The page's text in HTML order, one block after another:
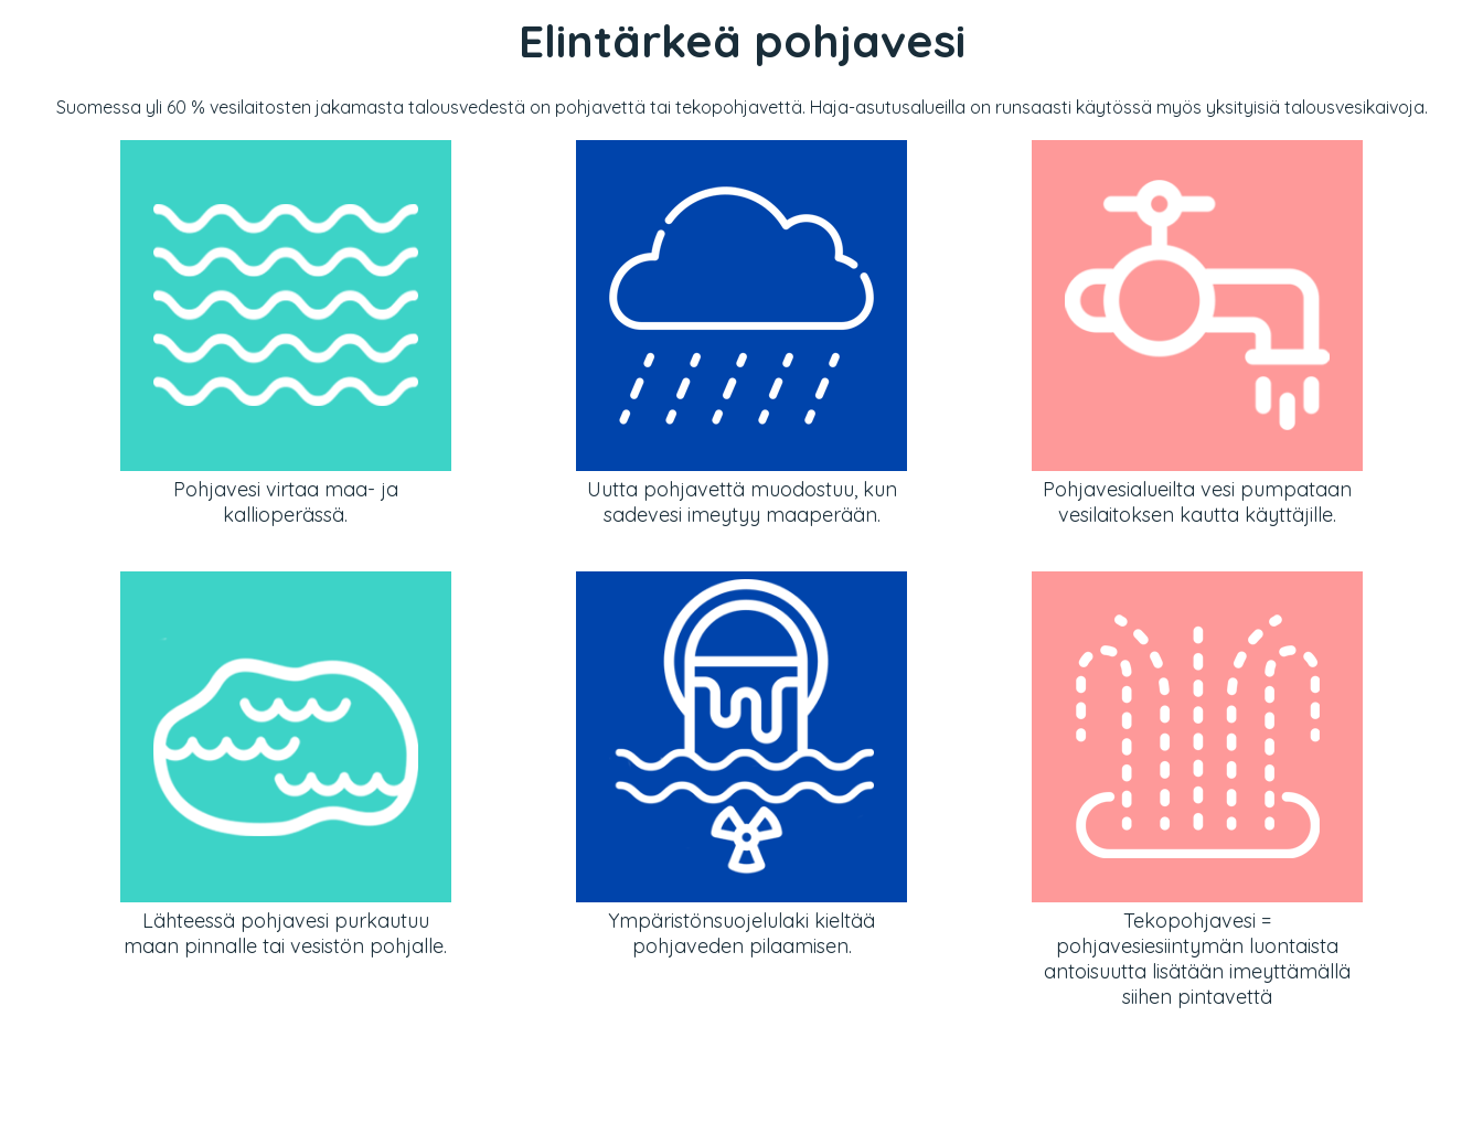
Elintärkeä pohjavesi
Suomessa yli 60 % vesilaitosten jakamasta talousvedestä on pohjavettä tai tekopohjavettä. Haja-asutusalueilla on runsaasti käytössä myös yksityisiä talousvesikaivoja.
Pohjavesi virtaa maa- ja
kallioperässä.
Uutta pohjavettä muodostuu, kun
sadevesi imeytyy maaperään.
Pohjavesialueilta vesi pumpataan
vesilaitoksen kautta käyttäjille.
Lähteessä pohjavesi purkautuu
maan pinnalle tai vesistön pohjalle.
Ympäristönsuojelulaki kieltää
pohjaveden pilaamisen.
Tekopohjavesi =
pohjavesiesiintymän luontaista
antoisuutta lisätään imeyttämällä
siihen pintavettä